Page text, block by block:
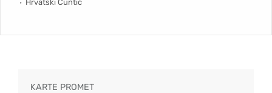
Hrvatski Čuntić
KARTE PROMET